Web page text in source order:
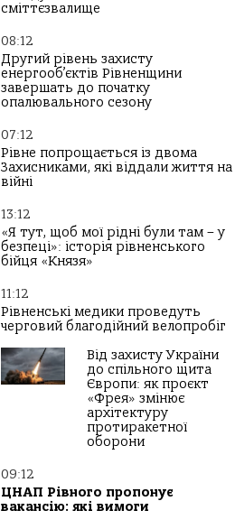
сміттєзвалище
08:12
Другий рівень захисту
енергооб’єктів Рівненщини
завершать до початку
опалювального сезону
07:12
Рівне попрощається із двома
Захисниками, які віддали життя на
війні
13:12
«Я тут, щоб мої рідні були там – у
безпеці»: історія рівненського
бійця «Князя»
11:12
Рівненські медики проведуть
черговий благодійний велопробіг
Від захисту України
до спільного щита
Європи: як проєкт
«Фрея» змінює
архітектуру
протиракетної
оборони
09:12
ЦНАП Рівного пропонує
вакансію: які вимоги